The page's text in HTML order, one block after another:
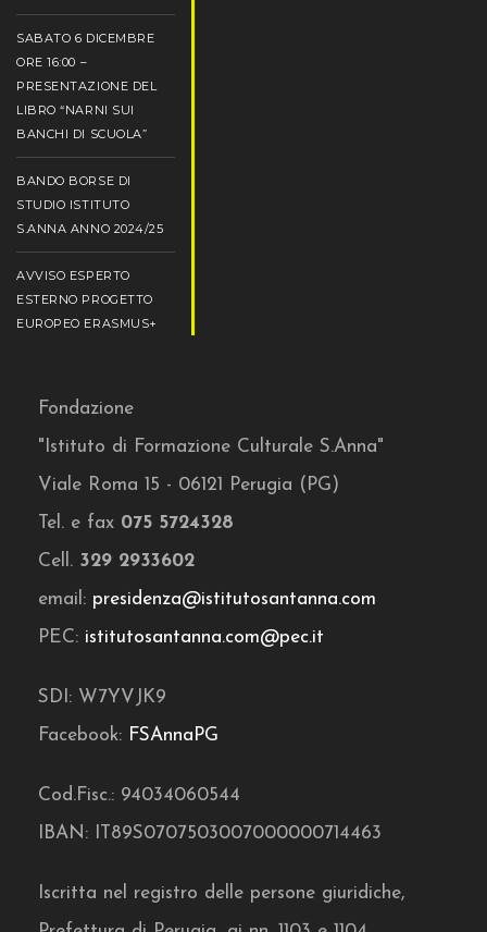
SABATO 6 DICEMBRE
ORE 16:00 –
PRESENTAZIONE DEL
LIBRO “NARNI SUI
BANCHI DI SCUOLA”
BANDO BORSE DI
STUDIO ISTITUTO
S.ANNA ANNO 2024/25
AVVISO ESPERTO
ESTERNO PROGETTO
EUROPEO ERASMUS+
Fondazione
"Istituto di Formazione Culturale S.Anna"
Viale Roma 15 - 06121 Perugia (PG)
Tel. e fax 075 5724328
Cell. 329 2933602
email: presidenza@istitutosantanna.com
PEC: istitutosantanna.com@pec.it
SDI: W7YVJK9
Facebook: FSAnnaPG
Cod.Fisc.: 94034060544
IBAN: IT89S0707503007000000714463
Iscritta nel registro delle persone giuridiche,